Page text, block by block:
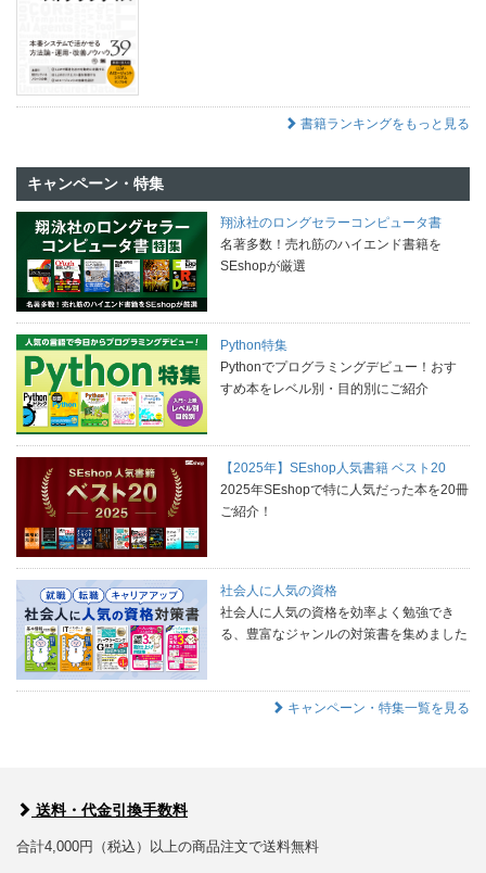
書籍ランキングをもっと見る
キャンペーン・特集
翔泳社のロングセラーコンピュータ書
名著多数！売れ筋のハイエンド書籍を
SEshopが厳選
Python特集
Pythonでプログラミングデビュー！おす
すめ本をレベル別・目的別にご紹介
【2025年】SEshop人気書籍 ベスト20
2025年SEshopで特に人気だった本を20冊
ご紹介！
社会人に人気の資格
社会人に人気の資格を効率よく勉強でき
る、豊富なジャンルの対策書を集めました
キャンペーン・特集一覧を見る
送料・代金引換手数料
合計4,000円（税込）以上の商品注文で送料無料